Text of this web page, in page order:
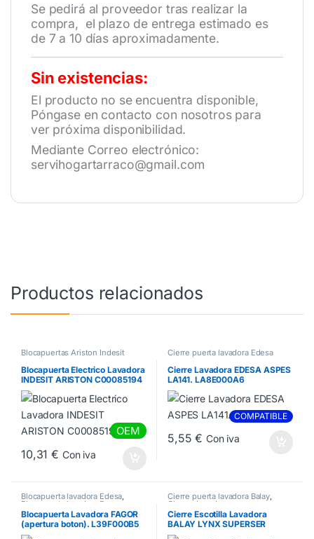
Se pedirá al proveedor tras realizar la
compra, el plazo de entrega estimado es
de 7 a 10 días aproximadamente.
Sin existencias:
El producto no se encuentra disponible,
Póngase en contacto con nosotros para
ver próxima disponibilidad.
Mediante Correo electrónico:
servihogartarraco@gmail.com
Productos relacionados
Blocapuertas Ariston Indesit
Blocapuerta Electrico Lavadora
INDESIT ARISTON C00085194
OEM
10,31€ Con iva
Cierre puerta lavadora Edesa
Cierre Lavadora EDESA ASPES
LA141. LA8E000A6
COMPATIBLE
5,55€ Con iva
Blocapuerta lavadora Edesa,
Blocapuerta lavadora Fagor
Blocapuertas lavadora Aspes
Blocapuerta Lavadora FAGOR
(apertura boton). L39F000B5
Cierre puerta lavadora Balay,
Cierres Lavadora
Cierre Escotilla Lavadora
BALAY LYNX SUPERSER
00168839